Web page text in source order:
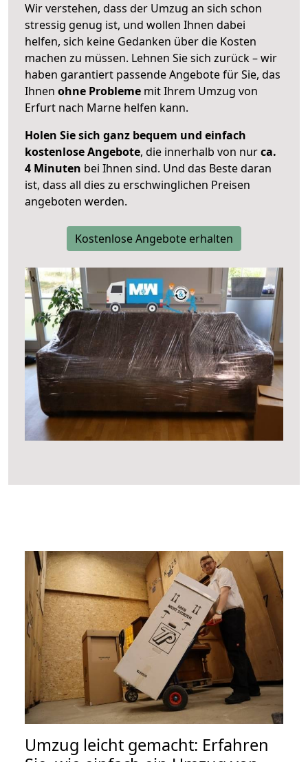
Wir verstehen, dass der Umzug an sich schon
stressig genug ist, und wollen Ihnen dabei
helfen, sich keine Gedanken über die Kosten
machen zu müssen. Lehnen Sie sich zurück – wir
haben garantiert passende Angebote für Sie, das
Ihnen ohne Probleme mit Ihrem Umzug von
Erfurt nach Marne helfen kann.
Holen Sie sich ganz bequem und einfach
kostenlose Angebote, die innerhalb von nurca.
4 Minuten bei Ihnen sind. Und das Beste daran
ist, dass all dies zu erschwinglichen Preisen
angeboten werden.
Kostenlose Angebote erhalten
Umzug leicht gemacht: Erfahren